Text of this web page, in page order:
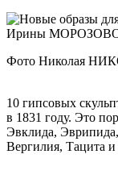
Фото Николая
10 гипсовых
в 1831 году. Это
Эвклида,
Вергилия, Тацита и